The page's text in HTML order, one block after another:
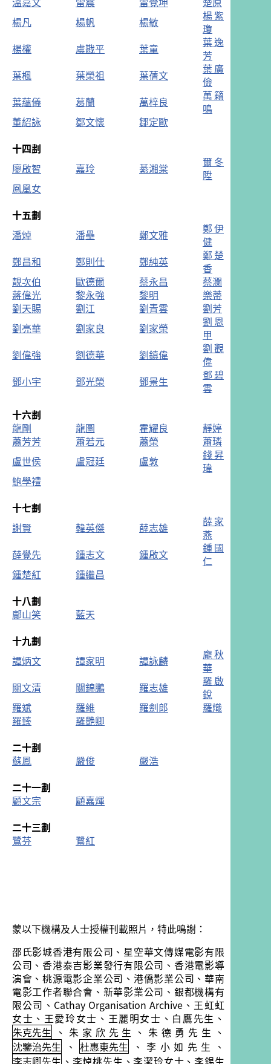
楊凡
楊帆 楊敏
楊紫
瓊
楊權
虞戡平 葉童
葉逸
芳
葉楓
葉榮祖 葉蒨文
葉廣
儉
葉蘊儀
葛蘭 萬梓良
萬籟
鳴
董紹詠
鄒文懷
鄒定歐
十四劃
廖啟智
嘉玲 綦湘棠
爾冬
陞
鳳凰女
十五劃
潘焯
潘壘 鄭文雅
鄭伊
健
鄭昌和
鄭則仕 鄭純英
鄭楚
香
靚次伯
歐德爾 蔡永昌
蔡瀾
蔣偉光
黎永強 黎明
樂蒂
劉天賜
劉江 劉青雲
劉芳
劉亮華
劉家良 劉家榮
劉恩
甲
劉偉強
劉德華 劉鎮偉
劉觀
偉
鄧小宇
鄧光榮 鄧景生
鄧碧
雲
十六劃
龍剛
龍圖 霍耀良
靜婷
蕭芳芳
蕭若元 蕭榮
蕭璘
盧世侯
盧冠廷 盧敦
錢昇
瑋
鮑學禮
十七劃
謝賢
韓英傑 薛志雄
薛家
燕
薛覺先
鍾志文 鍾啟文
鍾國
仁
鍾楚紅
鍾繼昌
十八劃
鄺山笑
藍天
十九劃
譚炳文
譚家明 譚詠麟
龐秋
華
關文清
關錦鵬 羅志雄
羅啟
銳
羅斌
羅維 羅劍郎
羅熾
羅臻
羅艷卿
二十劃
蘇鳳
嚴俊
嚴浩
二十一劃
顧文宗
顧嘉煇
二十三劃
鷺芬
鷺紅
蒙以下機構及人士授權刊載照片，特此鳴謝：
邵氏影城香港有限公司、星空華文傳媒電影有限
公司、香港泰吉影業發行有限公司、香港電影導
演會、桃源電影企業公司、港僑影業公司、華南
電影工作者聯合會、新華影業公司、銀都機構有
限公司、Cathay Organisation Archive、王虹虹
女士、王愛玲女士、王麗明女士、白鷹先生、
朱克先生 、朱家欣先生、朱德勇先生、
沈鑒治先生 、 杜惠東先生 、李小如先生、
李志卿先生 、李焯桃先生、李潔玲女士、李錫生